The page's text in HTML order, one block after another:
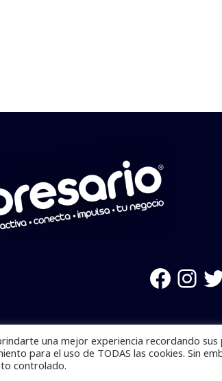
Todos los derechos reservados. Se
una mejor experiencia recordando
para el uso de TODAS las cookies. Sin
controlado.